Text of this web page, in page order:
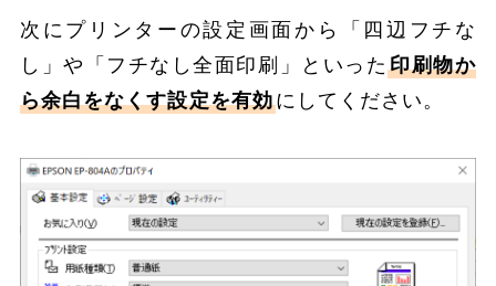
次にプリンターの設定画面から「四辺フチな
し」や「フチなし全面印刷」といった印刷物か
ら余白をなくす設定を有効にしてください。